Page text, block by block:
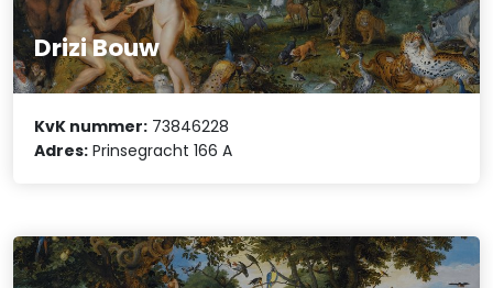
Drizi Bouw
KvK nummer: 73846228
Adres: Prinsegracht 166 A